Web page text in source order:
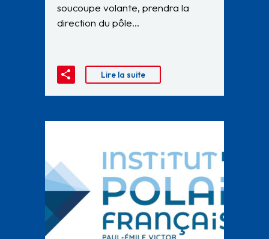
soucoupe volante, prendra la
direction du pôle…
Lire la suite